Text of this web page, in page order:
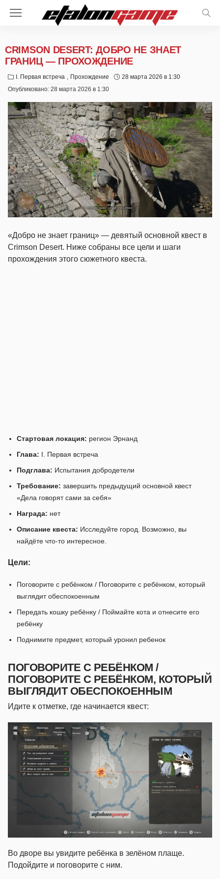
CRIMSON DESERT: ДОБРО НЕ ЗНАЕТ
ГРАНИЦ — ПРОХОЖДЕНИЕ
I. Первая встреча Прохождение
28 марта 2026 в 1:30
Опубликовано: 28 марта 2026 в 1:30
«Добро не знает границ» — девятый основной квест в
Crimson Desert. Ниже собраны все цели и шаги
прохождения этого сюжетного квеста.
Стартовая локация: регион Эрнанд
Глава: I. Первая встреча
Подглава: Испытания добродетели
Требование: завершить предыдущий основной квест
«Дела говорят сами за себя»
Награда: нет
Описание квеста: Исследуйте город. Возможно, вы
найдёте что-то интересное.
Цели:
Поговорите с ребёнком / Поговорите с ребёнком, который
выглядит обеспокоенным
Передать кошку ребёнку / Поймайте кота и отнесите его
ребёнку
Поднимите предмет, который уронил ребенок
ПОГОВОРИТЕ С РЕБЁНКОМ /
ПОГОВОРИТЕ С РЕБЁНКОМ, КОТОРЫЙ
ВЫГЛЯДИТ ОБЕСПОКОЕННЫМ
Идите к отметке, где начинается квест:
Во дворе вы увидите ребёнка в зелёном плаще.
Подойдите и поговорите с ним.